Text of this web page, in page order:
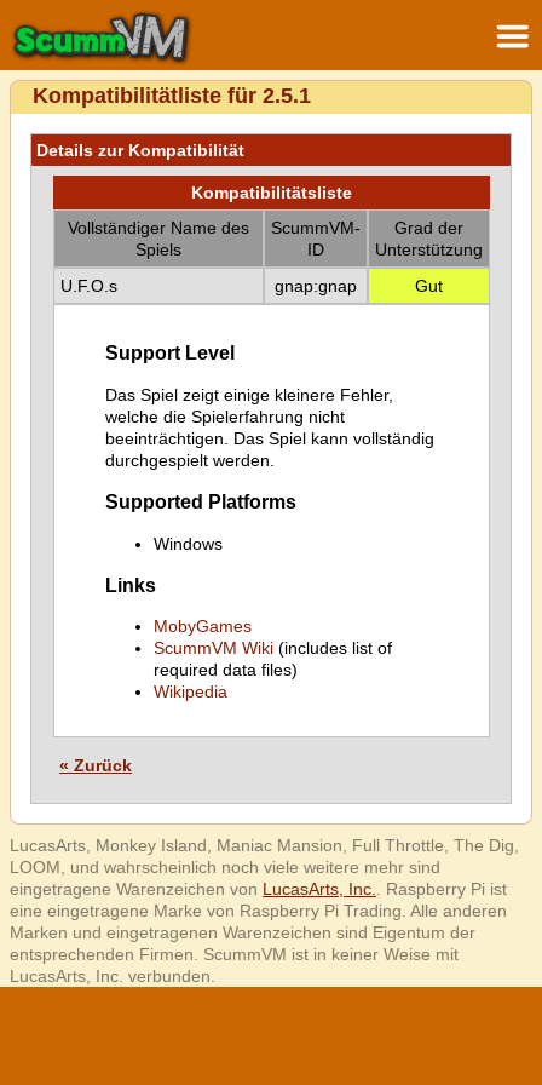
Kompatibilitätliste für 2.5.1
Details zur Kompatibilität
Kompatibilitätsliste
Vollständiger Name des
Spiels
ScummVM-
ID
Grad der
Unterstützung
U.F.O.s
gnap:gnap Gut
Support Level
Das Spiel zeigt einige kleinere Fehler,
welche die Spielerfahrung nicht
beeinträchtigen. Das Spiel kann vollständig
durchgespielt werden.
Supported Platforms
Windows
Links
MobyGames
ScummVM Wiki(includes list of
required data files)
Wikipedia
« Zurück
LucasArts, Monkey Island, Maniac Mansion, Full Throttle, The Dig,
LOOM, und wahrscheinlich noch viele weitere mehr sind
eingetragene Warenzeichen von LucasArts, Inc.
. Raspberry Pi ist
eine eingetragene Marke von Raspberry Pi Trading. Alle anderen
Marken und eingetragenen Warenzeichen sind Eigentum der
entsprechenden Firmen. ScummVM ist in keiner Weise mit
LucasArts, Inc. verbunden.